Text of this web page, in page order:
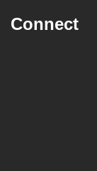
Connect